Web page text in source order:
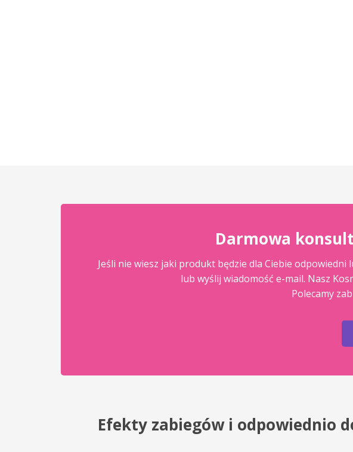
Darmowa
Jeśli nie wiesz jaki produkt będzie dla Ciebie
lub wyślij wiadomość e-mail. Nasz
Polecamy
Efekty zabiegów i odpowiednio